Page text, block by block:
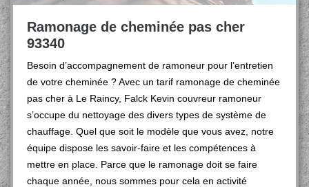
Ramonage de cheminée pas cher
93340
Besoin d’accompagnement de ramoneur pour l’entretien
de votre cheminée ? Avec un tarif ramonage de cheminée
pas cher à Le Raincy, Falck Kevin couvreur ramoneur
s’occupe du nettoyage des divers types de système de
chauffage. Quel que soit le modèle que vous avez, notre
équipe dispose les savoir-faire et les compétences à
mettre en place. Parce que le ramonage doit se faire
chaque année, nous sommes pour cela en activité